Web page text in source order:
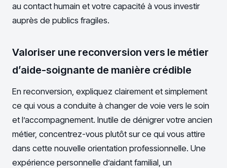
au contact humain et votre capacité à vous investir
auprès de publics fragiles.
Valoriser une reconversion vers le métier
d’aide-soignante de manière crédible
En reconversion, expliquez clairement et simplement
ce qui vous a conduite à changer de voie vers le soin
et l’accompagnement. Inutile de dénigrer votre ancien
métier, concentrez-vous plutôt sur ce qui vous attire
dans cette nouvelle orientation professionnelle. Une
expérience personnelle d’aidant familial, un